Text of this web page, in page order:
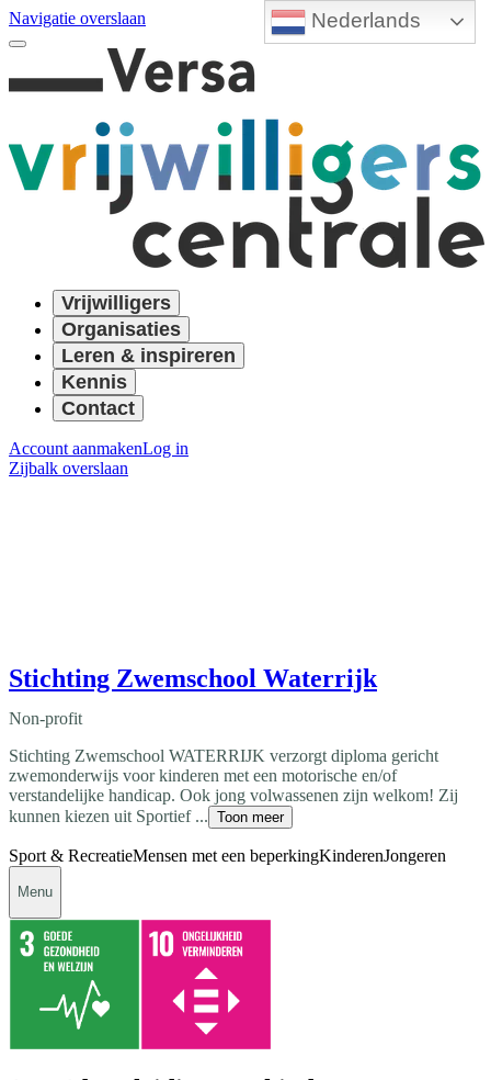
Nederlands
Navigatie overslaan
Vrijwilligers
Organisaties
Leren & inspireren
Kennis
Contact
Account aanmakenLog in
Zijbalk overslaan
Stichting Zwemschool Waterrijk
Non-profit
Stichting Zwemschool WATERRIJK verzorgt diploma gericht
zwemonderwijs voor kinderen met een motorische en/of
verstandelijke handicap. Ook jong volwassenen zijn welkom! Zij
kunnen kiezen uit Sportief ... Toon meer
Sport & RecreatieMensen met een beperkingKinderenJongeren
Menu